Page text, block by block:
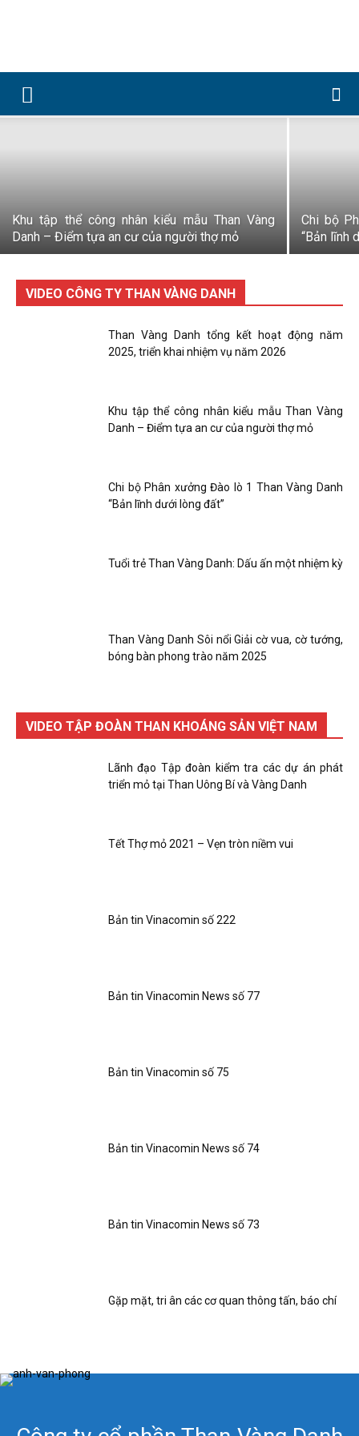
CôngThan Vàng Danh tổng kết hoạt động
năm 2025, triển khai nhiệm vụ năm 2026
Khu tập thể công nhân kiểu mẫu Than Vàng
Danh – Điểm tựa an cư của người thợ mỏ
Chi bộ
“Bản lĩnh
VIDEO CÔNG TY THAN VÀNG DANH
Than Vàng Danh tổng kết hoạt động năm
2025, triển khai nhiệm vụ năm 2026
Khu tập thể công nhân kiểu mẫu Than Vàng
Danh – Điểm tựa an cư của người thợ mỏ
Chi bộ Phân xưởng Đào lò 1 Than Vàng Danh
“Bản lĩnh dưới lòng đất”
Tuổi trẻ Than Vàng Danh: Dấu ấn một nhiệm kỳ
Than Vàng Danh Sôi nổi Giải cờ vua, cờ tướng,
bóng bàn phong trào năm 2025
VIDEO TẬP ĐOÀN THAN KHOÁNG SẢN VIỆT NAM
Lãnh đạo Tập đoàn kiểm tra các dự án phát
triển mỏ tại Than Uông Bí và Vàng Danh
Tết Thợ mỏ 2021 – Vẹn tròn niềm vui
Bản tin Vinacomin số 222
Bản tin Vinacomin News số 77
Bản tin Vinacomin số 75
Bản tin Vinacomin News số 74
Bản tin Vinacomin News số 73
Gặp mặt, tri ân các cơ quan thông tấn, báo chí